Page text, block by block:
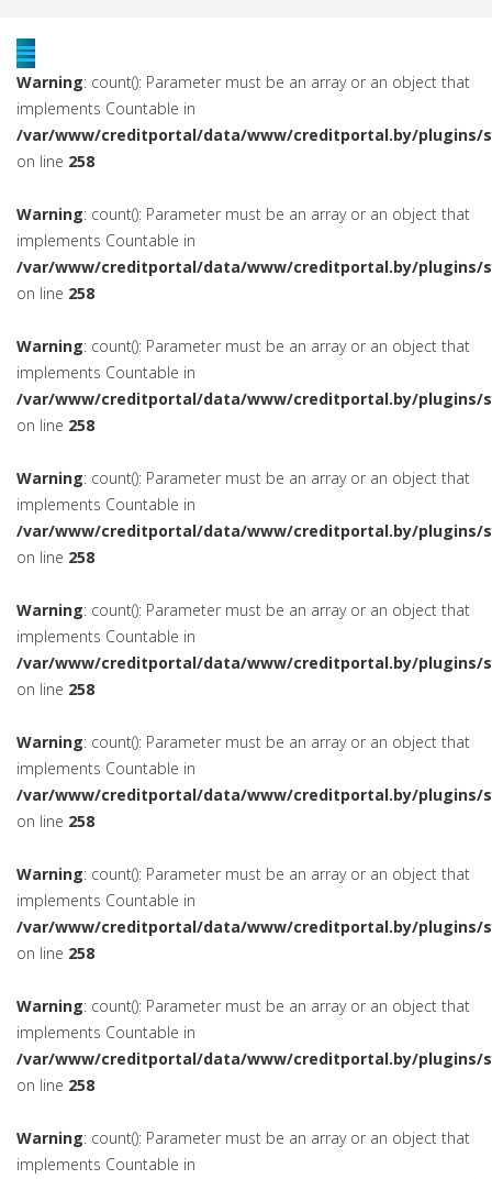
Warning: count(): Parameter must be an array or an object that
implements Countable in
/var/www/creditportal/data/www/creditportal.by/plugins/
on line 258
Warning: count(): Parameter must be an array or an object that
implements Countable in
/var/www/creditportal/data/www/creditportal.by/plugins/
on line 258
Warning: count(): Parameter must be an array or an object that
implements Countable in
/var/www/creditportal/data/www/creditportal.by/plugins/
on line 258
Warning: count(): Parameter must be an array or an object that
implements Countable in
/var/www/creditportal/data/www/creditportal.by/plugins/
on line 258
Warning: count(): Parameter must be an array or an object that
implements Countable in
/var/www/creditportal/data/www/creditportal.by/plugins/
on line 258
Warning: count(): Parameter must be an array or an object that
implements Countable in
/var/www/creditportal/data/www/creditportal.by/plugins/
on line 258
Warning: count(): Parameter must be an array or an object that
implements Countable in
/var/www/creditportal/data/www/creditportal.by/plugins/
on line 258
Warning: count(): Parameter must be an array or an object that
implements Countable in
/var/www/creditportal/data/www/creditportal.by/plugins/
on line 258
Warning: count(): Parameter must be an array or an object that
implements Countable in